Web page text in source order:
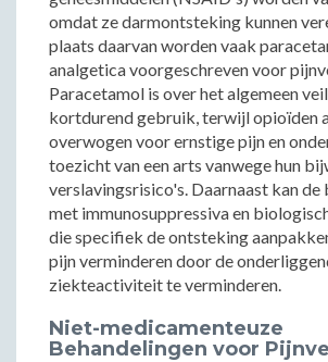
omdat ze darmontsteking kunnen
plaats daarvan worden vaak
analgetica voorgeschreven voor
Paracetamol is over het algemeen
kortdurend gebruik, terwijl opioïden
overwogen voor ernstige pijn en
toezicht van een arts vanwege hun
verslavingsrisico's. Daarnaast kan de
met immunosuppressiva en
die specifiek de ontsteking
pijn verminderen door de
ziekteactiviteit te verminderen.
Niet-medicamenteuze
Behandelingen voor